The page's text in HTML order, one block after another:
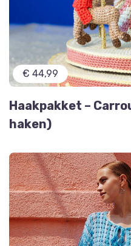
€ 44,99
Haakpakket –
haken)